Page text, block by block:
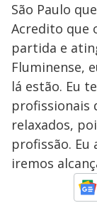
São Paulo
Acredito que
partida e
Fluminense,
lá estão. Eu
profissionais
relaxados,
profissão. Eu
iremos